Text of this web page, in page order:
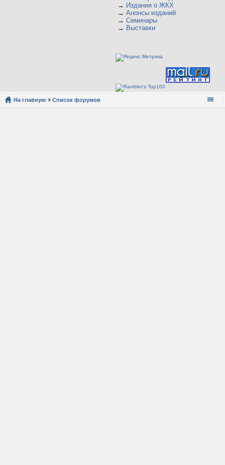
→ Издания о ЖКХ
→ Анонсы изданий
→ Семинары
→ Выставки
На главную Список форумов